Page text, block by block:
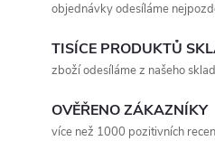
objednávky odesíláme
TISÍCE PRODUKTŮ
zboží odesíláme z našeho
OVĚŘENO ZÁKAZNÍKY
více než 1000 pozitivních